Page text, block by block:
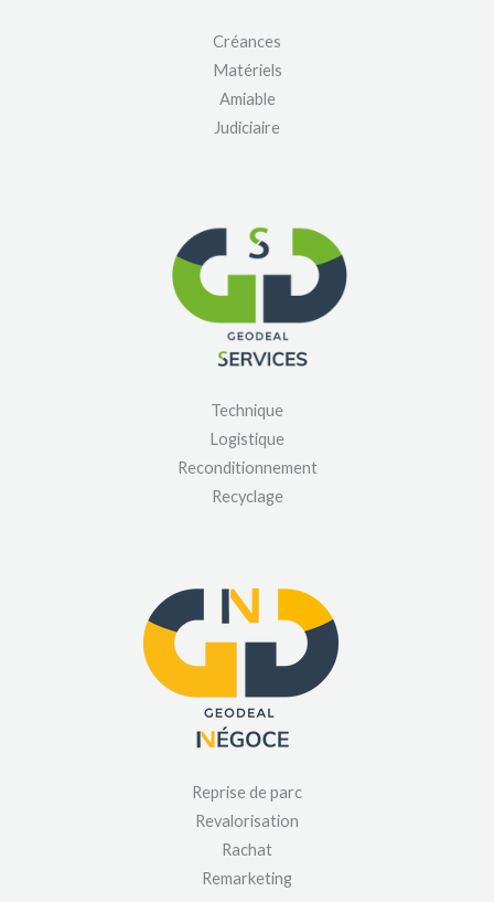
Créances
Matériels
Amiable
Judiciaire
Technique
Logistique
Reconditionnement
Recyclage
Reprise de parc
Revalorisation
Rachat
Remarketing